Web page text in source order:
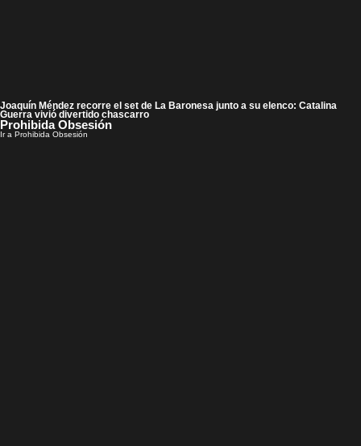
Joaquín Méndez recorre el set de La Baronesa junto a su elenco: Catalina
Guerra vivió divertido chascarro
Prohibida Obsesión
Ir a Prohibida Obsesión